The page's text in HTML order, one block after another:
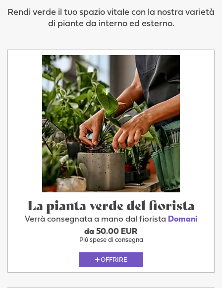
Rendi verde il tuo spazio vitale con la nostra varietà
di piante da interno ed esterno.
La pianta verde del fiorista
Verrà consegnata a mano dal fiorista Domani
da 50.00 EUR
Più spese di consegna
OFFRIRE